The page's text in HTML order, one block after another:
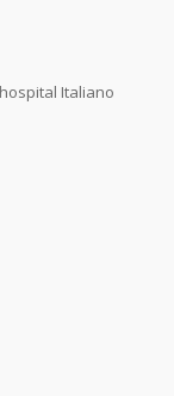
Italiano